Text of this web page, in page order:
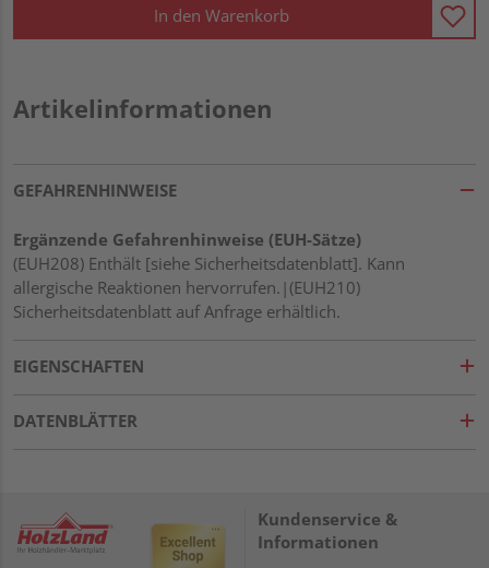
In den Warenkorb
Artikelinformationen
GEFAHRENHINWEISE
Ergänzende Gefahrenhinweise (EUH-Sätze)
(EUH208) Enthält [siehe Sicherheitsdatenblatt]. Kann
allergische Reaktionen hervorrufen.|(EUH210)
Sicherheitsdatenblatt auf Anfrage erhältlich.
EIGENSCHAFTEN
DATENBLÄTTER
Kundenservice &
Informationen